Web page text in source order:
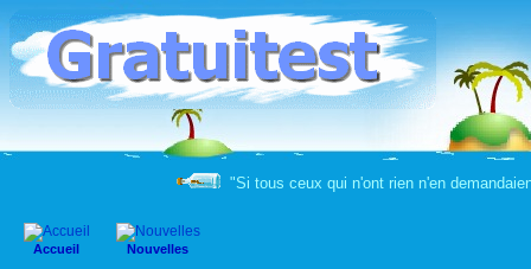
"Si tous ceux qui n'ont rien n'en
Accueil Nouvelles